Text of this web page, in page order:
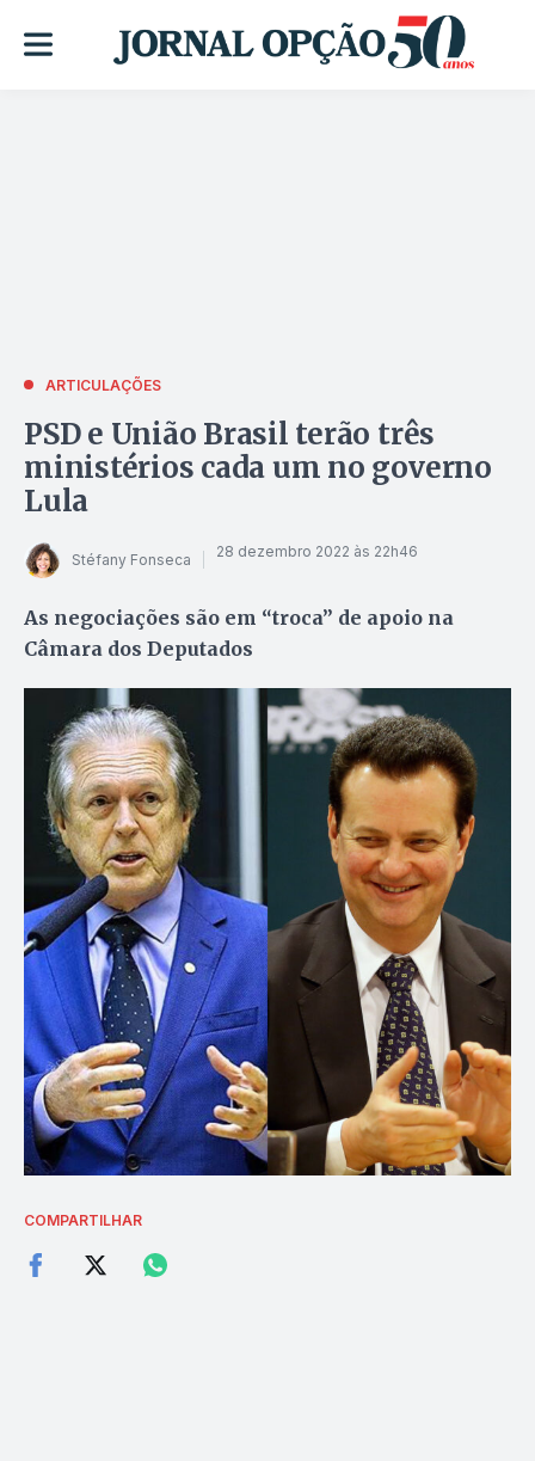
ARTICULAÇÕES
PSD e União Brasil terão três
ministérios cada um no governo
Lula
Stéfany Fonseca 28 dezembro 2022 às 22h46
As negociações são em “troca” de apoio na
Câmara dos Deputados
COMPARTILHAR